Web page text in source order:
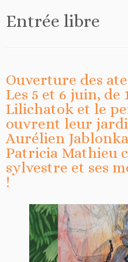
Entrée libre
Ouverture des
Les 5 et 6 juin, de
Lilichatok et le
ouvrent leur
Aurélien
Patricia Mathieu
sylvestre et ses
!